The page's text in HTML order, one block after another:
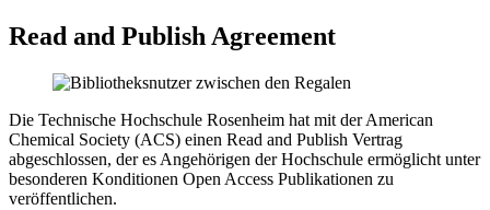
Read and Publish Agreement
Die Technische Hochschule Rosenheim hat mit der American
Chemical Society (ACS) einen Read and Publish Vertrag
abgeschlossen, der es Angehörigen der Hochschule ermöglicht unter
besonderen Konditionen Open Access Publikationen zu
veröffentlichen.